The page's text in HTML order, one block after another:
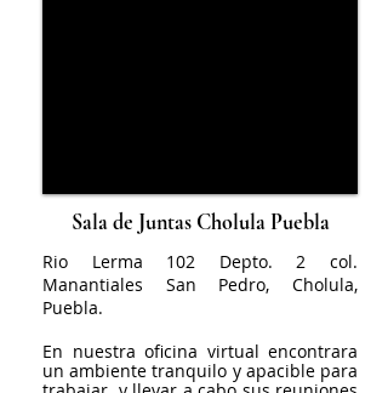
Sala de Juntas Cholula Puebla
Rio Lerma 102 Depto. 2 col.
Manantiales San Pedro, Cholula,
Puebla.
En nuestra oficina virtual encontrara
un ambiente tranquilo y apacible para